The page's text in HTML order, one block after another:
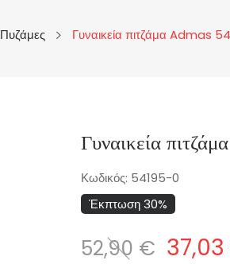
Πυζάμες Γυναικεία πιτζάμα Admas
Γυναικεία
Κωδικός: 54195-0
Έκπτωση 30%
52,90 €